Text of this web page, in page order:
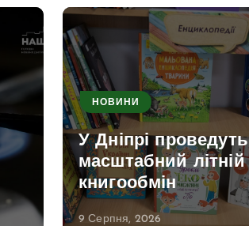
НОВИНИ
У Дніпрі проведуть
масштабний літній
книгообмін
9 Серпня, 2026